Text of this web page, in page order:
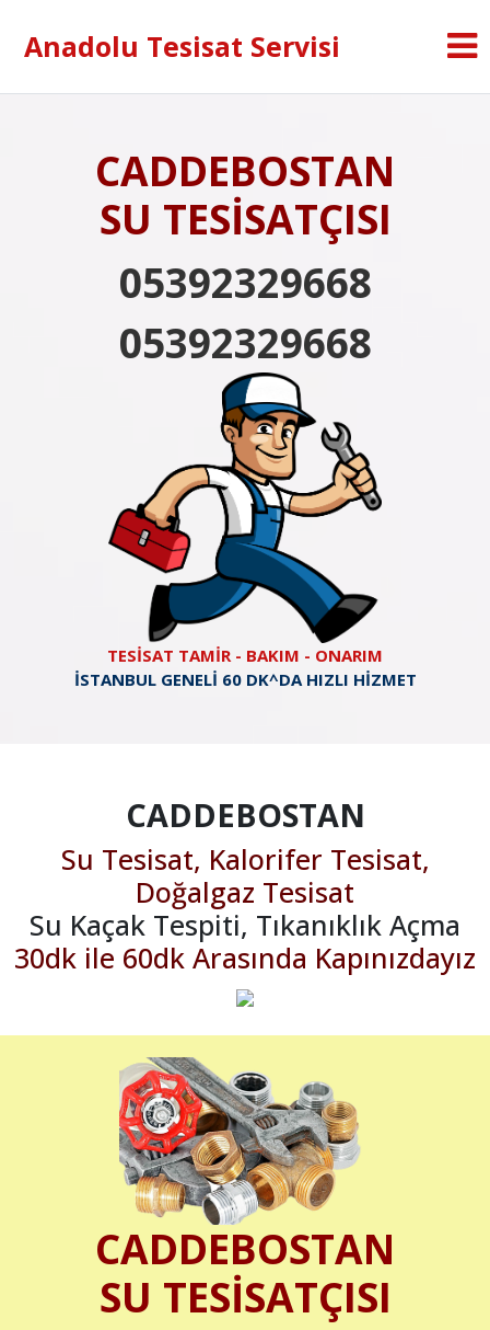
Anadolu Tesisat Servisi
CADDEBOSTAN
SU TESİSATÇISI
05392329668
05392329668
TESİSAT TAMİR - BAKIM - ONARIM
İSTANBUL GENELİ 60 DK^DA HIZLI HİZMET
CADDEBOSTAN
Su Tesisat, Kalorifer Tesisat,
Doğalgaz Tesisat
Su Kaçak Tespiti, Tıkanıklık Açma
30dk ile 60dk Arasında Kapınızdayız
CADDEBOSTAN
SU TESİSATÇISI